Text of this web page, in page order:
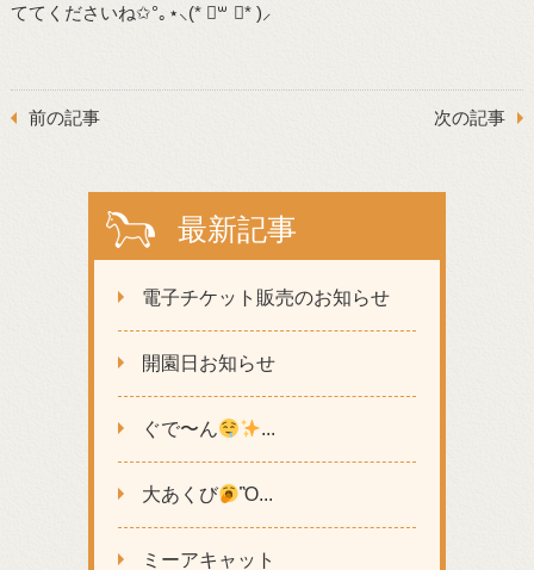
ててくださいね✩°｡⋆⸜(* ॑꒳ ॑* )⸝
前の記事 次の記事
最新記事
電子チケット販売のお知らせ
開園日お知らせ
ぐで〜ん ...
大あくび Ὂ...
ミーアキャット